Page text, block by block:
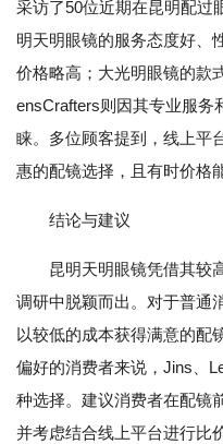
采访了50位近期在昆明配过
明天明眼镜的服务态度好、
价格略高；大光明眼镜的款
ensCrafters则因其专业服务
睐。多位顾客提到，线上平
惠的配镜选择，且有时价格
结论与建议
昆明天明眼镜凭借其较
调研中脱颖而出。对于普通
以较低的成本获得满意的配
偏好的消费者来说，Jins、
种选择。建议消费者在配镜
并考虑结合线上平台进行比